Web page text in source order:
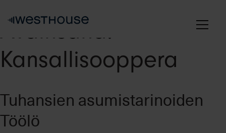
Avainsana:
Kansallisooppera
Tuhansien asumistarinoiden
Töölö